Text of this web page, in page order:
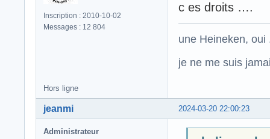
Inscription : 2010-10-02
Messages : 12 804
c es droits ….
une Heineken,
je ne me suis
Hors ligne
2024-03-20 22:00:23
jeanmi
Administrateur